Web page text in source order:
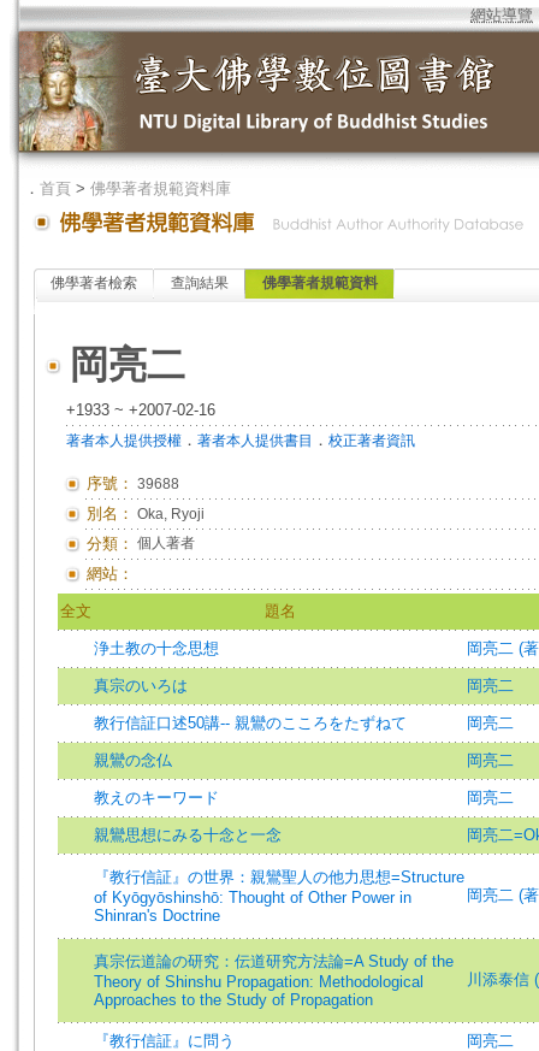
網站導覽
． 首頁 > 佛學著者規範資料庫
佛學著者檢索 查詢結果 佛學著者規範資料
岡亮二
+1933 ~ +2007-02-16
著者本人提供授權 ． 著者本人提供書目 ． 校正著者資訊
序號： 39688
別名： Oka, Ryoji
分類： 個人著者
網站：
全文 題名
浄土教の十念思想 岡亮二 (
真宗のいろは 岡亮二
教行信証口述50講-- 親鸞のこころをたずねて 岡亮二
親鸞の念仏 岡亮二
教えのキーワード 岡亮二
親鸞思想にみる十念と一念 岡亮二
『教行信証』の世界：親鸞聖人の他力思想=Structure
of Kyōgyōshinshō: Thought of Other Power in
Shinran's Doctrine
岡亮二 (
真宗伝道論の研究：伝道研究方法論=A Study of the
Theory of Shinshu Propagation: Methodological
Approaches to the Study of Propagation
川添泰信
『教行信証』に問う 岡亮二